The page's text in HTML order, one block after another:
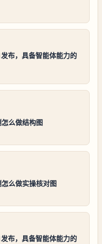
布，具备智能体能力的
么做结构图
么做实操核对图
布，具备智能体能力的